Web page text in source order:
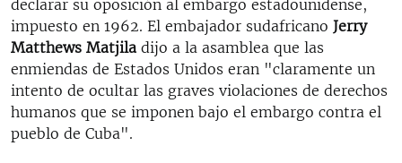
declarar su oposición al embargo estadounidense,
impuesto en 1962. El embajador sudafricano Jerry
Matthews Matjila dijo a la asamblea que las
enmiendas de Estados Unidos eran "claramente un
intento de ocultar las graves violaciones de derechos
humanos que se imponen bajo el embargo contra el
pueblo de Cuba".